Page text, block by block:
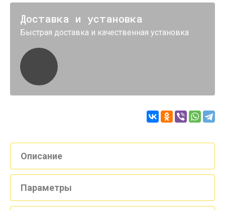
Доставка и установка
Быстрая доставка и качественная установка
Описание
Параметры